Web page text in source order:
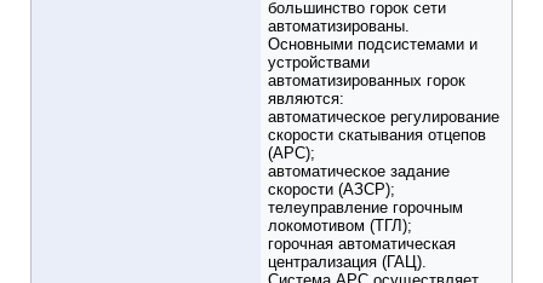
большинство горок сети
автоматизированы.
Основными подсистемами и
устройствами
автоматизированных горок
являются:
автоматическое регулирование
скорости скатывания отцепов
(АРС);
автоматическое задание
скорости (АЗСР);
телеуправление горочным
локомотивом (ТГЛ);
горочная автоматическая
централизация (ГАЦ).